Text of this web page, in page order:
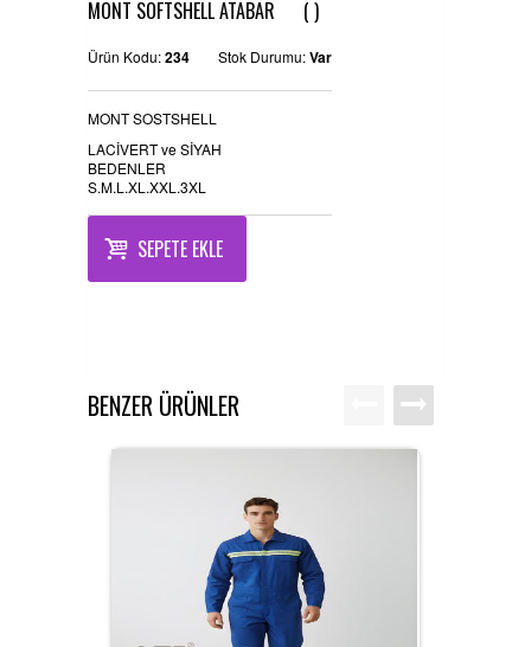
İLETİŞİM
MONT SOFTSHELL ATABAR ( )
Ürün Kodu:234 Stok Durumu:Var
MONT SOSTSHELL
LACİVERT ve SİYAH
BEDENLER
S.M.L.XL.XXL.3XL
SEPETE EKLE
BENZER ÜRÜNLER